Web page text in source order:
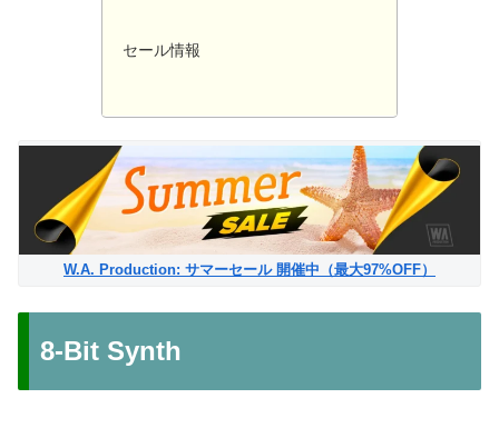
セール情報
W.A. Production: サマーセール 開催中（最大97%OFF）
8-Bit Synth